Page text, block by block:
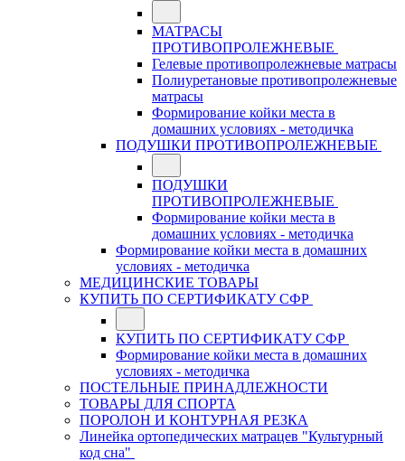
МАТРАСЫ
ПРОТИВОПРОЛЕЖНЕВЫЕ
Гелевые противопролежневые матрасы
Полиуретановые противопролежневые
матрасы
Формирование койки места в
домашних условиях - методичка
ПОДУШКИ ПРОТИВОПРОЛЕЖНЕВЫЕ
ПОДУШКИ
ПРОТИВОПРОЛЕЖНЕВЫЕ
Формирование койки места в
домашних условиях - методичка
Формирование койки места в домашних
условиях - методичка
МЕДИЦИНСКИЕ ТОВАРЫ
КУПИТЬ ПО СЕРТИФИКАТУ СФР
КУПИТЬ ПО СЕРТИФИКАТУ СФР
Формирование койки места в домашних
условиях - методичка
ПОСТЕЛЬНЫЕ ПРИНАДЛЕЖНОСТИ
ТОВАРЫ ДЛЯ СПОРТА
ПОРОЛОН И КОНТУРНАЯ РЕЗКА
Линейка ортопедических матрацев "Культурный
код сна"